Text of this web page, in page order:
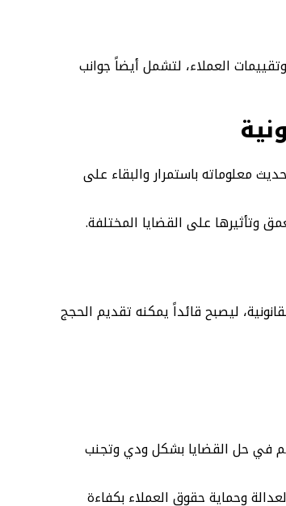
العملاء، لتشمل أيضاً جوانب
معلوماته باستمرار والبقاء على
وتأثيرها على القضايا المختلفة.
ليصبح قائداً يمكنه تقديم الحجج
في حل القضايا بشكل ودي وتجنب
وحماية حقوق العملاء بكفاءة